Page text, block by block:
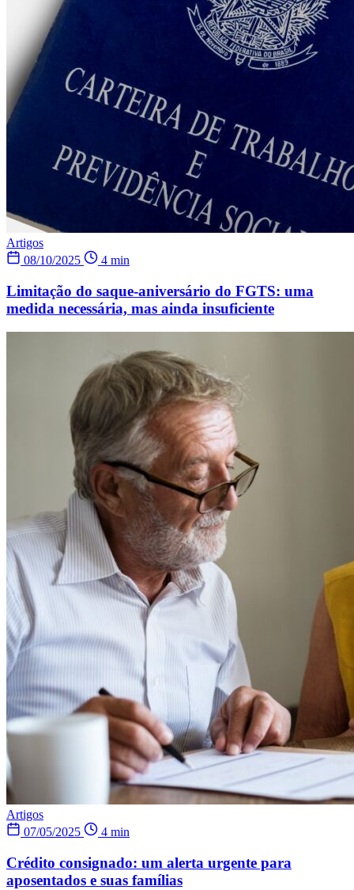
Artigos
08/10/2025
4 min
Limitação do saque-aniversário do FGTS: uma
medida necessária, mas ainda insuficiente
Artigos
07/05/2025
4 min
Crédito consignado: um alerta urgente para
aposentados e suas famílias